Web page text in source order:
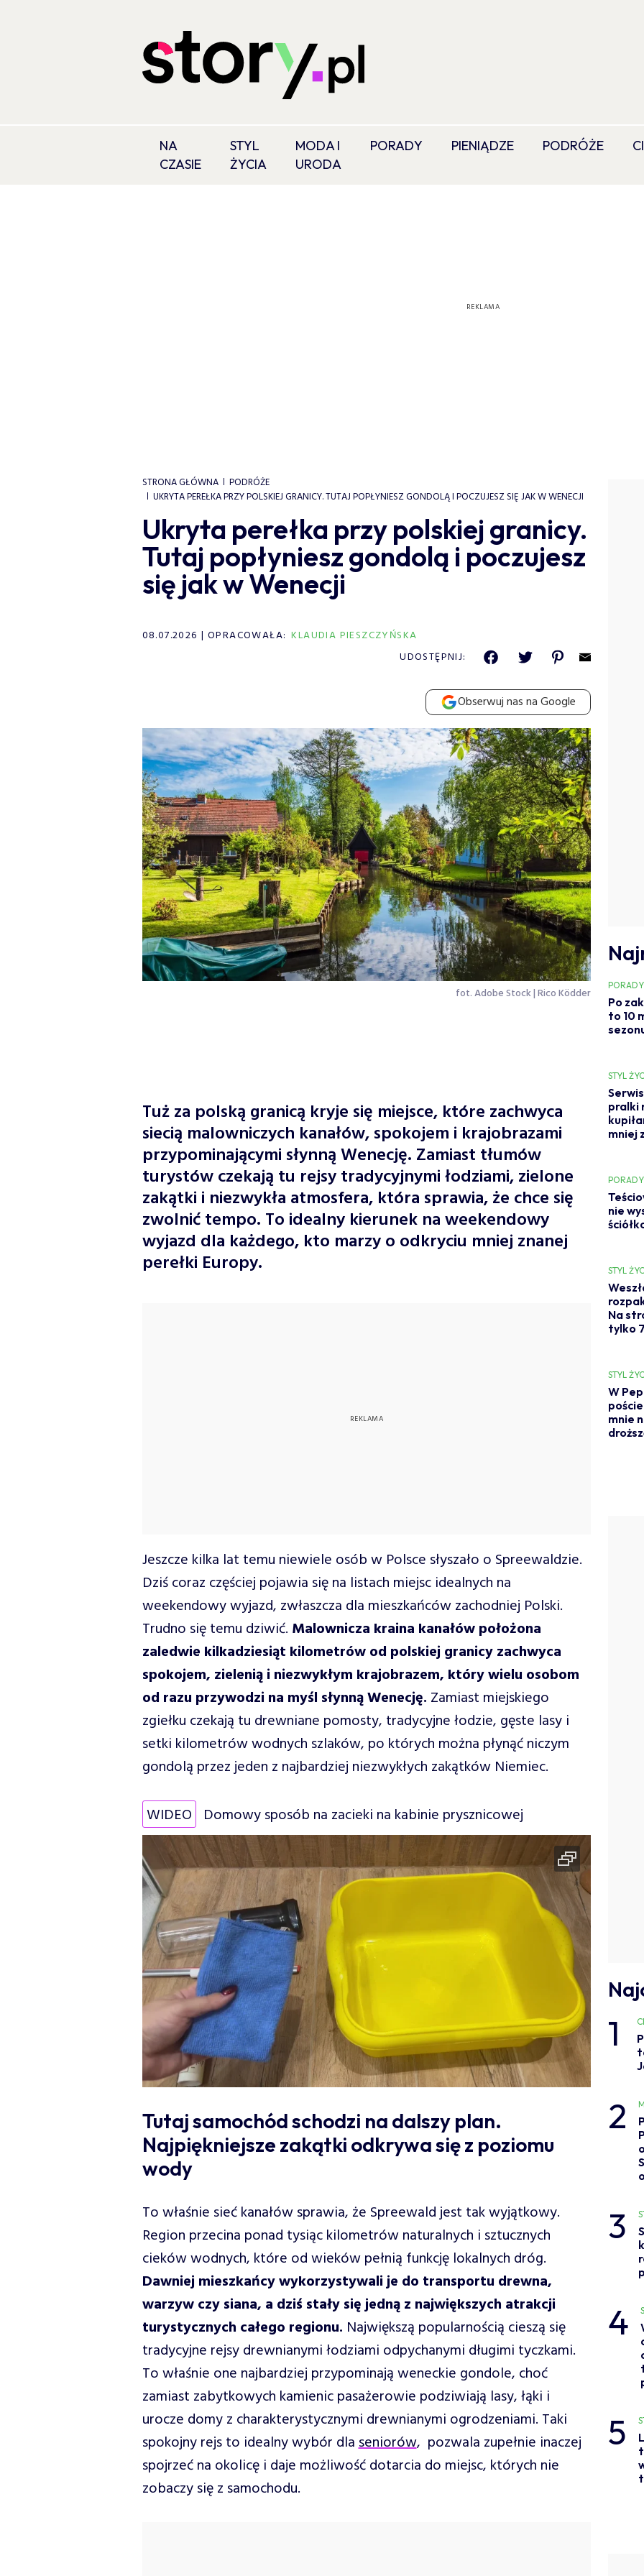
NA
CZASIE
STYL
ŻYCIA
MODA I
URODA
PORADY PIENIĄDZE PODRÓŻE
STRONA GŁÓWNA
PODRÓŻE
UKRYTA PEREŁKA PRZY POLSKIEJ GRANICY. TUTAJ POPŁYNIESZ GONDOLĄ I POCZUJESZ SIĘ JAK W WENECJI
Ukryta perełka przy polskiej granicy.
Tutaj popłyniesz gondolą i poczujesz
się jak w Wenecji
08.07.2026 OPRACOWAŁA: KLAUDIA PIESZCZYŃSKA
UDOSTĘPNIJ:
Obserwuj nas na Google
fot. Adobe Stock | Rico Ködder
Tuż za polską granicą kryje się miejsce, które zachwyca
siecią malowniczych kanałów, spokojem i krajobrazami
przypominającymi słynną Wenecję. Zamiast tłumów
turystów czekają tu rejsy tradycyjnymi łodziami, zielone
zakątki i niezwykła atmosfera, która sprawia, że chce się
zwolnić tempo. To idealny kierunek na weekendowy
wyjazd dla każdego, kto marzy o odkryciu mniej znanej
perełki Europy.
Jeszcze kilka lat temu niewiele osób w Polsce słyszało o Spreewaldzie.
Dziś coraz częściej pojawia się na listach miejsc idealnych na
weekendowy wyjazd, zwłaszcza dla mieszkańców zachodniej Polski.
Trudno się temu dziwić. Malownicza kraina kanałów położona
zaledwie kilkadziesiąt kilometrów od polskiej granicy zachwyca
spokojem, zielenią i niezwykłym krajobrazem, który wielu osobom
od razu przywodzi na myśl słynną Wenecję. Zamiast miejskiego
zgiełku czekają tu drewniane pomosty, tradycyjne łodzie, gęste lasy i
setki kilometrów wodnych szlaków, po których można płynąć niczym
gondolą przez jeden z najbardziej niezwykłych zakątków Niemiec.
WIDEO Domowy sposób na zacieki na kabinie prysznicowej
Tutaj samochód schodzi na dalszy plan.
Najpiękniejsze zakątki odkrywa się z poziomu
wody
To właśnie sieć kanałów sprawia, że Spreewald jest tak wyjątkowy.
Region przecina ponad tysiąc kilometrów naturalnych i sztucznych
cieków wodnych, które od wieków pełnią funkcję lokalnych dróg.
Dawniej mieszkańcy wykorzystywali je do transportu drewna,
warzyw czy siana, a dziś stały się jedną z największych atrakcji
turystycznych całego regionu. Największą popularnością cieszą się
tradycyjne rejsy drewnianymi łodziami odpychanymi długimi tyczkami.
To właśnie one najbardziej przypominają weneckie gondole, choć
zamiast zabytkowych kamienic pasażerowie podziwiają lasy, łąki i
urocze domy z charakterystycznymi drewnianymi ogrodzeniami. Taki
spokojny rejs to idealny wybór dlaseniorów, pozwala zupełnie inaczej
spojrzeć na okolicę i daje możliwość dotarcia do miejsc, których nie
zobaczy się z samochodu.
PORADY
Po
to 10
STYL
pralki
mniej
PORADY
nie
STYL
Na
tylko
STYL
W
mnie
1
2
3
4
5